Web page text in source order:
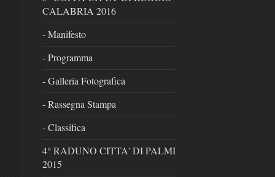
CALABRIA 2016
- Manifesto
- Programma
- Galleria Fotografica
- Rassegna Stampa
- Classifica
4° RADUNO CITTA' DI PALMI
2015